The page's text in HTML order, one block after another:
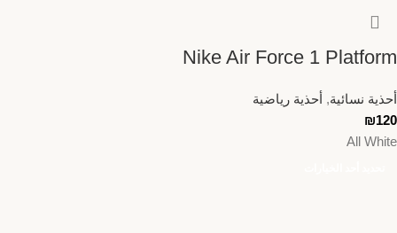
Nike Air Force 1 Platform
أحذية نسائية, أحذية رياضية
₪120
All White